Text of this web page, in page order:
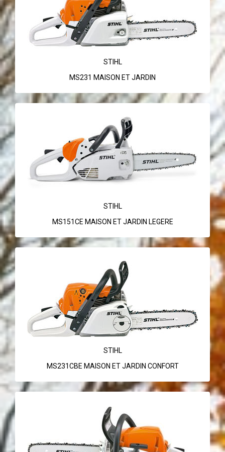
STIHL
MS231 MAISON ET JARDIN
STIHL
MS151CE MAISON ET JARDIN LEGERE
STIHL
MS231CBE MAISON ET JARDIN CONFORT